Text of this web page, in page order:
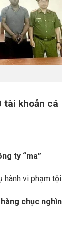
tài khoản cá
ty “ma”
hành vi phạm tội
chục nghìn